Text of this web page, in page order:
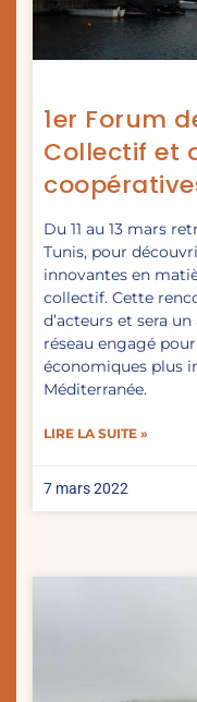
1er Forum
Collectif et
Du 11 au 13 mars
Tunis, pour
innovantes en
collectif. Cette
d’acteurs et sera
réseau engagé
économiques plus
Méditerranée.
LIRE LA SUITE »
7 mars 2022